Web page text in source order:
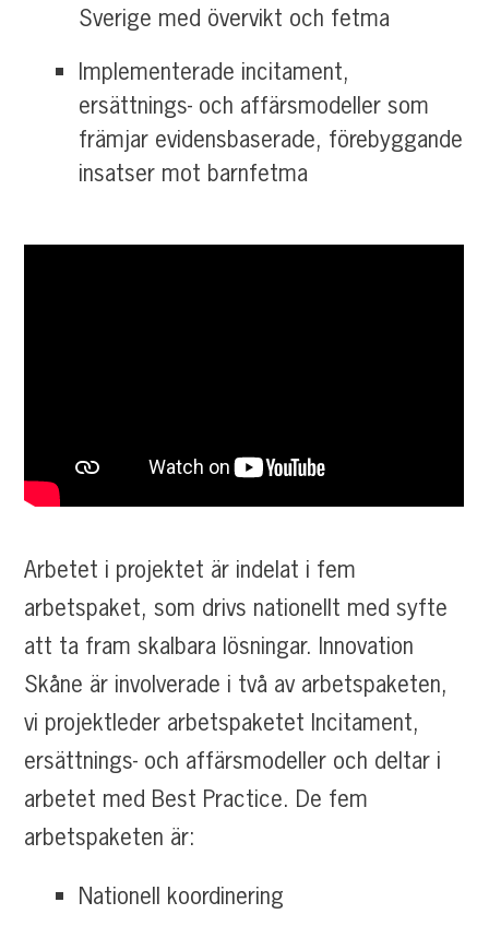
Sverige med övervikt och fetma
Implementerade incitament,
ersättnings- och affärsmodeller som
främjar evidensbaserade, förebyggande
insatser mot barnfetma
Arbetet i projektet är indelat i fem
arbetspaket, som drivs nationellt med syfte
att ta fram skalbara lösningar. Innovation
Skåne är involverade i två av arbetspaketen,
vi projektleder arbetspaketet Incitament,
ersättnings- och affärsmodeller och deltar i
arbetet med Best Practice. De fem
arbetspaketen är:
Nationell koordinering